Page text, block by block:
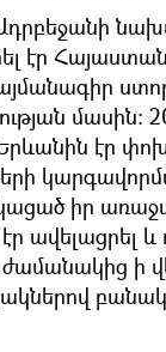
էր
մասին։
էր
իր
ավելացրել և
ի